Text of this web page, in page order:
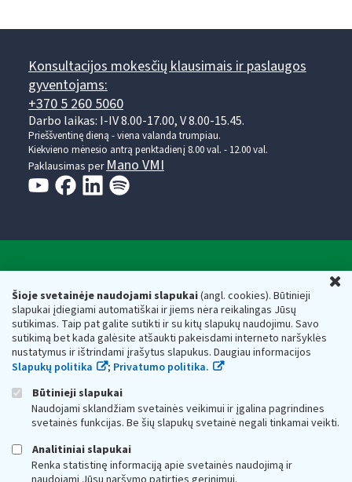
Šioje svetainėje naudojami slapukai(angl. cookies). Būtinieji
slapukai įdiegiami automatiškai ir jiems nėra reikalingas Jūsų
sutikimas. Taip pat galite sutikti ir su kitų slapukų naudojimu. Savo
sutikimą bet kada galėsite atšaukti pakeisdami interneto naršyklės
nustatymus ir ištrindami įrašytus slapukus. Daugiau informacijos
Slapukų politika
; Privatumo politika.
Būtinieji slapukai
Naudojami sklandžiam svetainės veikimui ir įgalina pagrindines
svetainės funkcijas. Be šių slapukų svetainė negali tinkamai veikti.
Analitiniai slapukai
Renka statistinę informaciją apie svetainės naudojimą ir
Konsultacijos mokesčių klausimais ir paslaugos
gyventojams:
+370 5 260 5060
Darbo laikas: I-IV 8.00-17.00, V 8.00-15.45.
Prieššventinę dieną - viena valanda trumpiau.
Kiekvieno mėnesio antrą penktadienį 8.00 val. - 12.00 val.
Paklausimas per Mano VMI
Respublikos finansų ministerijos
Biudžetinė įstaiga. Juridinio asmens kodas — 188659752,
adresas: Vasario 16-osios g. 14, 01107 Vilnius, Lietuva, el.paštas:
vmi@vmi.lt, E. pristatymo dėžutės adresas 188659752
Duomenys apie Valstybinę mokesčių inspekciją prie Lietuvos
Respublikos finansų ministerijos kaupiami ir saugomi Juridinių